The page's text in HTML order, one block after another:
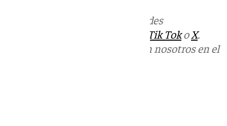
en las redes
Tik TokoX.
Puedes ponerte en contacto con nosotros en el